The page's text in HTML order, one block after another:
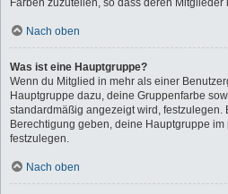
Farben zuzuteilen, so dass deren
Nach oben
Was ist eine Hauptgruppe?
Wenn du Mitglied in mehr als einer
Hauptgruppe dazu, deine Gruppenfarbe
standardmäßig angezeigt wird, festzulegen.
Berechtigung geben, deine Hauptgruppe
festzulegen.
Nach oben